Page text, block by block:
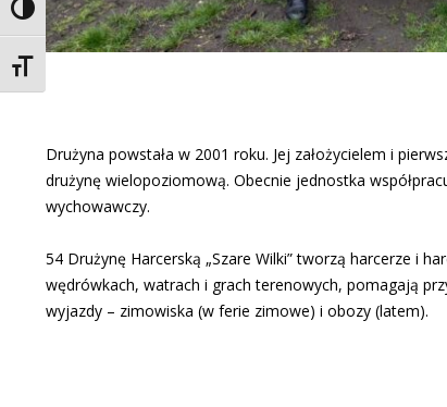
Toggle High Contrast
Toggle Font size
Drużyna powstała w 2001 roku. Jej założycielem i
drużynę wielopoziomową. Obecnie jednostka
wychowawczy.
54 Drużynę Harcerską „Szare Wilki” tworzą harcerze i
wędrówkach, watrach i grach terenowych, pomagają
wyjazdy – zimowiska (w ferie zimowe) i obozy (latem).